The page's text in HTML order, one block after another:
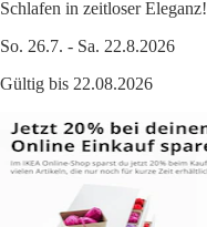
Schlafen in zeitloser Eleganz!
So. 26.7. - Sa. 22.8.2026
Gültig bis 22.08.2026